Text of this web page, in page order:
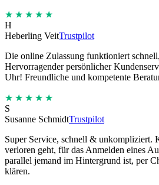
★★★★★
H
Heberling VeitTrustpilot
Die online Zulassung funktioniert
Hervorragender persönlicher
Uhr! Freundliche und kompetente
★★★★★
S
Susanne SchmidtTrustpilot
Super Service, schnell & unkompliziert.
verloren geht, für das Anmelden eines
parallel jemand im Hintergrund ist, per
klären.